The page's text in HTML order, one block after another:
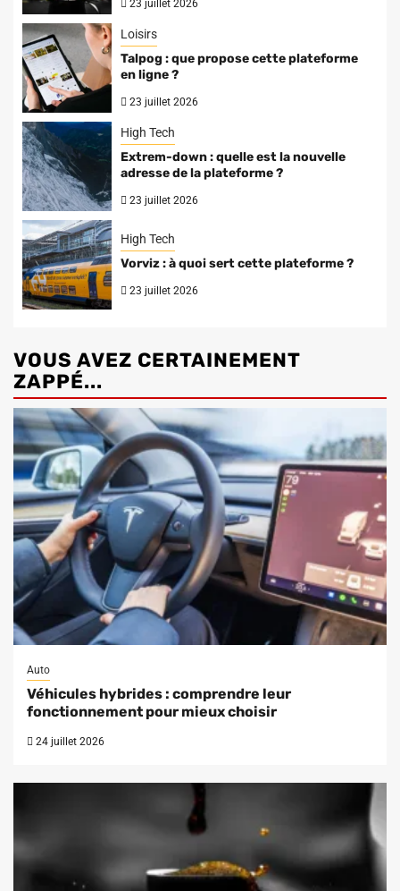
23 juillet 2026
Loisirs
Talpog : que propose cette plateforme
en ligne ?
23 juillet 2026
High Tech
Extrem-down : quelle est la nouvelle
adresse de la plateforme ?
23 juillet 2026
High Tech
Vorviz : à quoi sert cette plateforme ?
23 juillet 2026
VOUS AVEZ CERTAINEMENT
ZAPPÉ...
Auto
Véhicules hybrides : comprendre leur
fonctionnement pour mieux choisir
24 juillet 2026